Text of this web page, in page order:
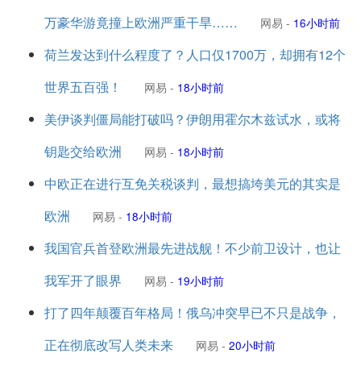
万豪华游竟撞上欧洲严重干旱……
网易 - 16小时前
荷兰发达到什么程度了？人口仅1700万，却拥有12个
世界五百强！
网易 - 18小时前
美伊谈判僵局能打破吗？伊朗用霍尔木兹试水，或将
钥匙交给欧洲
网易 - 18小时前
中欧正在进行互免关税谈判，最想搞垮美元的其实是
欧洲
网易 - 18小时前
我国官兵首登欧洲最先进战舰！不少前卫设计，也让
我军开了眼界
网易 - 19小时前
打了四年颠覆百年格局！俄乌冲突早已不只是战争，
正在彻底改写人类未来
网易 - 20小时前